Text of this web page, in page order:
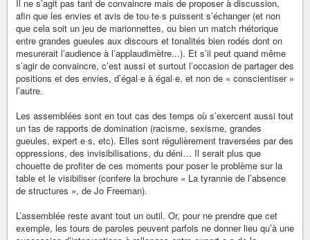
Il ne s’agit pas tant de convaincre mais de proposer à discussion,
afin que les envies et avis de tou·te·s puissent s’échanger (et non
que cela soit un jeu de marionnettes, ou bien un match rhétorique
entre grandes gueules aux discours et tonalités bien rodés dont on
mesurerait l’audience à l’applaudimètre...). Et s’il peut quand même
s’agir de convaincre, c’est aussi et surtout l’occasion de partager des
positions et des envies, d’égal·e à égal·e, et non de « conscientiser »
l’autre.
Les assemblées sont en tout cas des temps où s’exercent aussi tout
un tas de rapports de domination (racisme, sexisme, grandes
gueules, expert·e·s, etc). Elles sont régulièrement traversées par des
oppressions, des invisibilisations, du déni… Il serait plus que
chouette de profiter de ces moments pour poser le problème sur la
table et le visibiliser (confere la brochure « La tyrannie de l’absence
de structures », de Jo Freeman).
L’assemblée reste avant tout un outil. Or, pour ne prendre que cet
exemple, les tours de paroles peuvent parfois ne donner lieu qu’à une